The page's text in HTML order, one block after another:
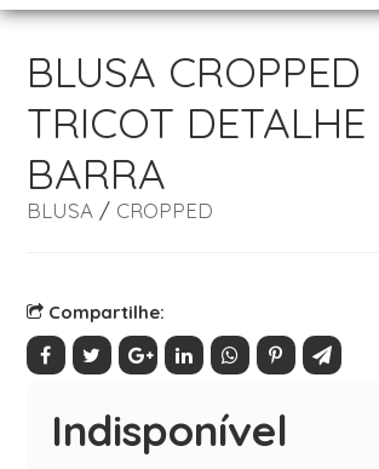
BLUSA CROPPED
TRICOT DETALHE
BARRA
BLUSA/ CROPPED
Compartilhe:
Indisponível